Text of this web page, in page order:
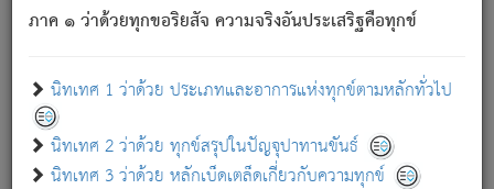
ภาค ๑ ว่าด้วยทุกขอริยสัจ ความจริงอันประเสริฐคือทุกข์
นิทเทศ 1 ว่าด้วย ประเภทและอาการแห่งทุกข์ตามหลักทั่วไป
นิทเทศ 2 ว่าด้วย ทุกข์สรุปในปัญจุปาทานขันธ์
นิทเทศ 3 ว่าด้วย หลักเบ็ดเตล็ดเกี่ยวกับความทุกข์
ภพ ว่ามีได้เพราะวิภพ[2]: เรากล่าวว่า สมณะหรือพราหมณ์ทั้ง
ปวงนั้น ก็ยังสลัดภพออกไปไม่ได้.
ก็ทุกข์นี้มีขึ้น เพราะอาศัยซึ่งอุปธิทั้งปวง.
เพราะความสิ้นไปแห่งอุปาทานทั้งปวง ความเกิดขึ้นแห่ง
ทุกข์จึงไม่มี.
ท่านจงดูโลกนี้เถิด (จะเห็นว่า) สัตว์ทั้งหลายอันอวิชาหนา